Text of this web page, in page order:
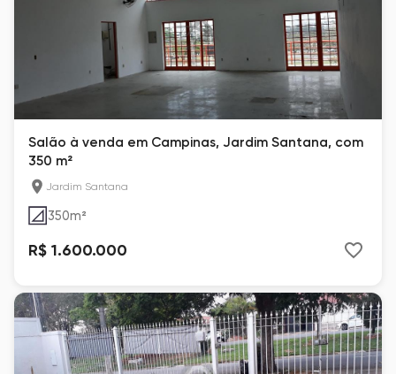
Salão à venda em Campinas, Jardim Santana, com
350 m²
Jardim Santana
350m²
R$ 1.600.000